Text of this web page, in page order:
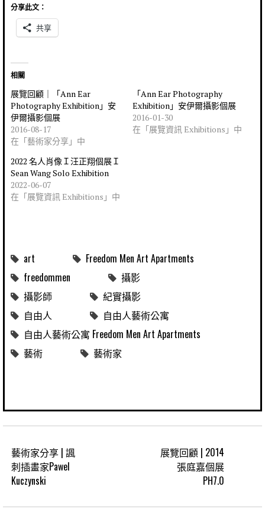
分享此文：
共享
相關
展覽回顧｜「Ann Ear
Photography Exhibition」安
伊爾攝影個展
2016-08-17
在「藝術家分享」中
「Ann Ear Photography
Exhibition」安伊爾攝影個展
2016-01-30
在「展覽資訊 Exhibitions」中
2022 名人肖像Ｉ汪正翔個展Ｉ
Sean Wang Solo Exhibition
2022-06-07
在「展覽資訊 Exhibitions」中
art
Freedom Men Art Apartments
freedommen
攝影
攝影師
紀實攝影
自由人
自由人藝術公寓
自由人藝術公寓 Freedom Men Art Apartments
藝術
藝術家
藝術家分享 | 諷
刺插畫家Pawel
Kuczynski
展覽回顧 | 2014
張庭嘉個展
PH7.0